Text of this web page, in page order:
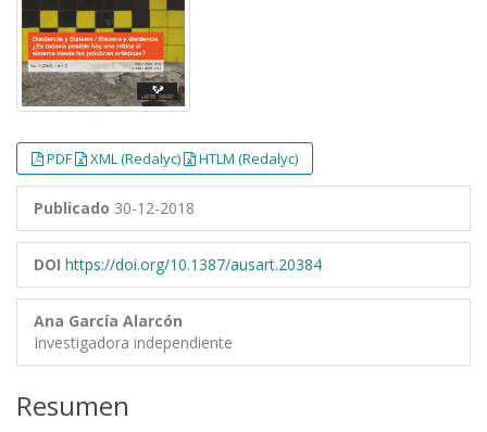
PDF XML (Redalyc) HTLM (Redalyc)
Publicado 30-12-2018
DOI https://doi.org/10.1387/ausart.20384
Ana García Alarcón
Investigadora independiente
Resumen